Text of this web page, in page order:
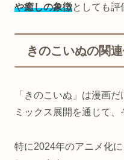
や癒しの象徴としても評
きのこいぬの関
「きのこいぬ」は漫画
ミックス展開を通じて、
特に2024年のアニメ化